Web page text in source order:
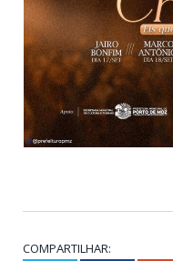
COMPARTILHAR: